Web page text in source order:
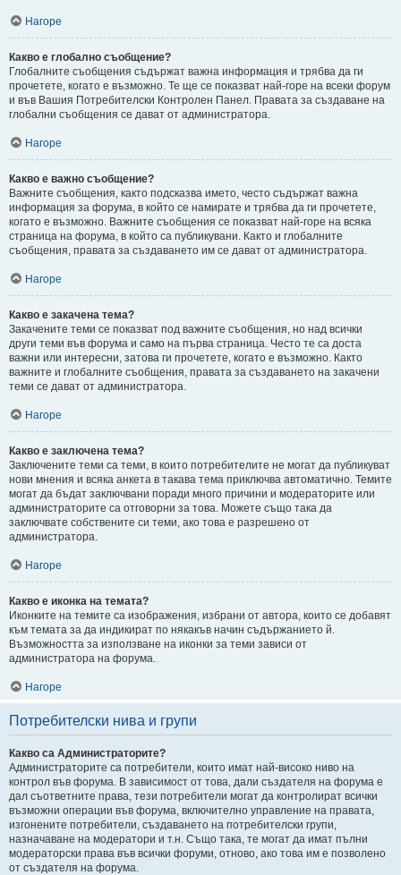
Нагоре
Какво е глобално съобщение?
Глобалните съобщения съдържат важна информация и трябва да ги
прочетете, когато е възможно. Те ще се показват най-горе на всеки форум
и във Вашия Потребителски Контролен Панел. Правата за създаване на
глобални съобщения се дават от администратора.
Нагоре
Какво е важно съобщение?
Важните съобщения, както подсказва името, често съдържат важна
информация за форума, в който се намирате и трябва да ги прочетете,
когато е възможно. Важните съобщения се показват най-горе на всяка
страница на форума, в който са публикувани. Както и глобалните
съобщения, правата за създаването им се дават от администратора.
Нагоре
Какво е закачена тема?
Закачените теми се показват под важните съобщения, но над всички
други теми във форума и само на първа страница. Често те са доста
важни или интересни, затова ги прочетете, когато е възможно. Както
важните и глобалните съобщения, правата за създаването на закачени
теми се дават от администратора.
Нагоре
Какво е заключена тема?
Заключените теми са теми, в които потребителите не могат да публикуват
нови мнения и всяка анкета в такава тема приключва автоматично. Темите
могат да бъдат заключвани поради много причини и модераторите или
администраторите са отговорни за това. Можете също така да
заключвате собствените си теми, ако това е разрешено от
администратора.
Нагоре
Какво е иконка на темата?
Иконките на темите са изображения, избрани от автора, които се добавят
към темата за да индикират по някакъв начин съдържанието й.
Възможността за използване на иконки за теми зависи от
администратора на форума.
Нагоре
Потребителски нива и групи
Какво са Администраторите?
Администраторите са потребители, които имат най-високо ниво на
контрол във форума. В зависимост от това, дали създателя на форума е
дал съответните права, тези потребители могат да контролират всички
възможни операции във форума, включително управление на правата,
изгонените потребители, създаването на потребителски групи,
назначаване на модератори и т.н. Също така, те могат да имат пълни
модераторски права във всички форуми, отново, ако това им е позволено
от създателя на форума.